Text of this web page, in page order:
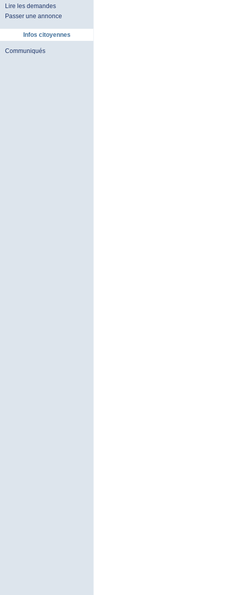
Lire les demandes
Passer une annonce
Infos citoyennes
Communiqués